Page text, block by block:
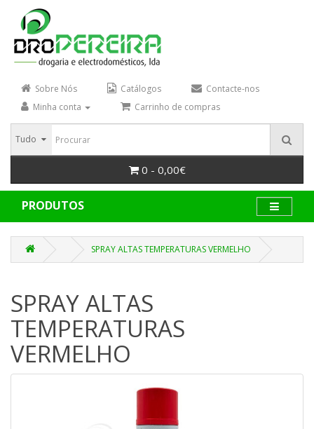
Sobre Nós Catálogos
Contacte-nos
Minha conta
Carrinho de compras
Tudo
0 - 0,00€
PRODUTOS
SPRAY ALTAS TEMPERATURAS VERMELHO
SPRAY ALTAS
TEMPERATURAS
VERMELHO